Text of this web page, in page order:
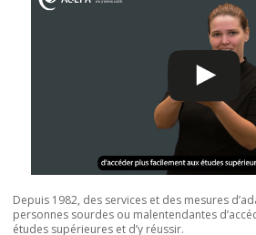
Depuis 1982, des services et des mesures
personnes sourdes ou malentendantes
études supérieures et d’y réussir.